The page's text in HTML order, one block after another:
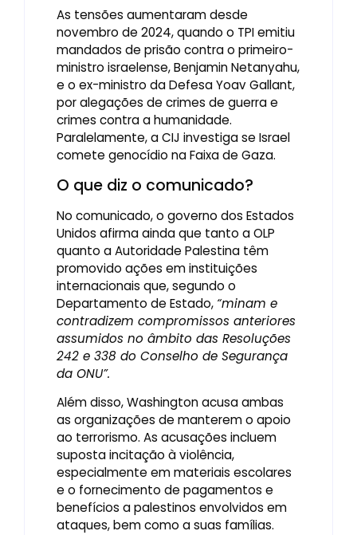
As tensões aumentaram desde
novembro de 2024, quando o TPI emitiu
mandados de prisão contra o primeiro-
ministro israelense, Benjamin Netanyahu,
e o ex-ministro da Defesa Yoav Gallant,
por alegações de crimes de guerra e
crimes contra a humanidade.
Paralelamente, a CIJ investiga se Israel
comete genocídio na Faixa de Gaza.
O que diz o comunicado?
No comunicado, o governo dos Estados
Unidos afirma ainda que tanto a OLP
quanto a Autoridade Palestina têm
promovido ações em instituições
internacionais que, segundo o
Departamento de Estado, “minam e
contradizem compromissos anteriores
assumidos no âmbito das Resoluções
242 e 338 do Conselho de Segurança
da ONU”.
Além disso, Washington acusa ambas
as organizações de manterem o apoio
ao terrorismo. As acusações incluem
suposta incitação à violência,
especialmente em materiais escolares
e o fornecimento de pagamentos e
benefícios a palestinos envolvidos em
ataques, bem como a suas famílias.